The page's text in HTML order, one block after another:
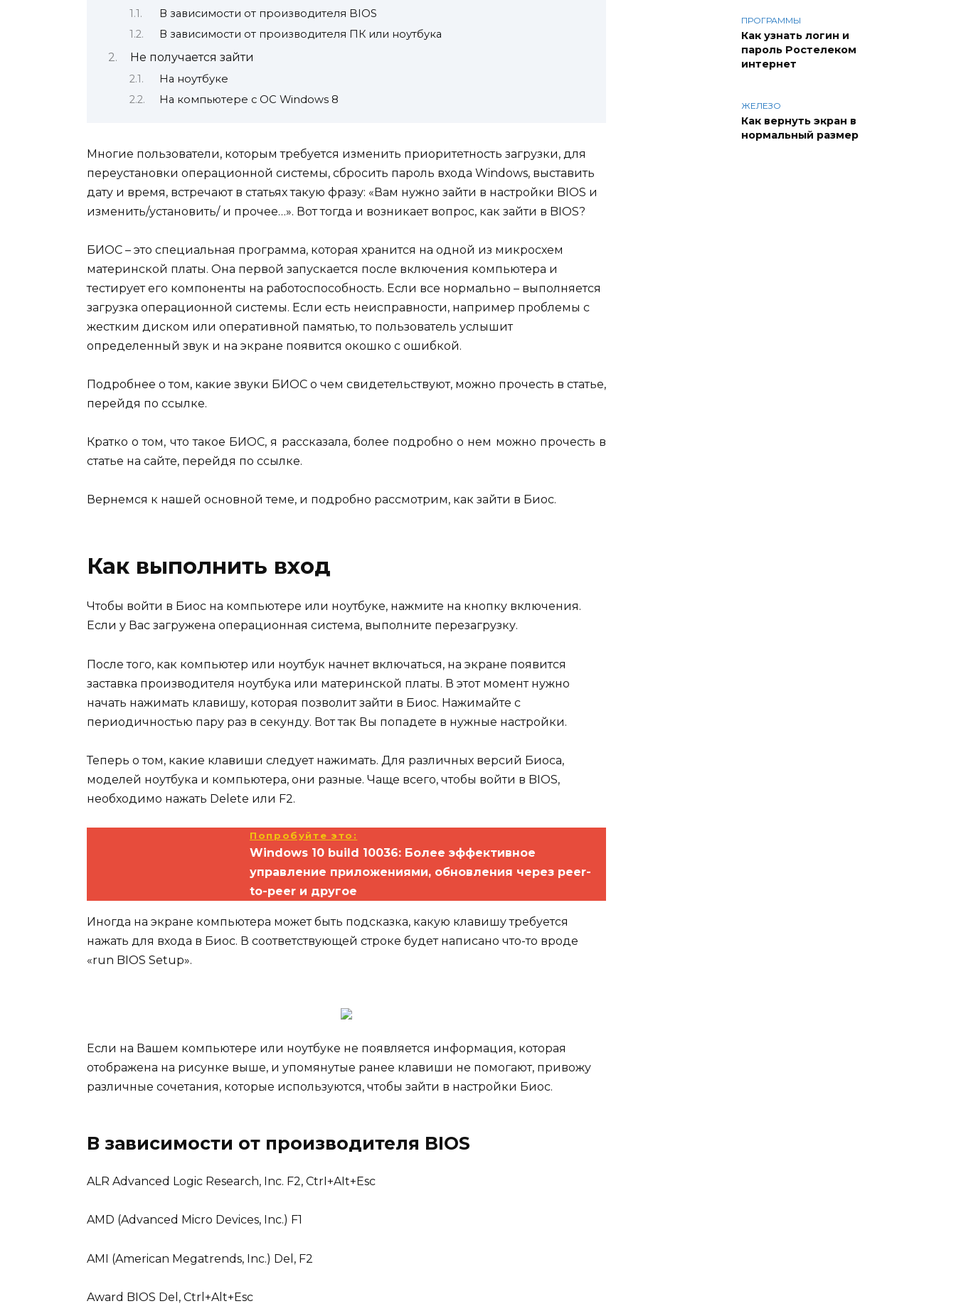
В зависимости от производителя BIOS
В зависимости от производителя ПК или ноутбука
Не получается зайти
На ноутбуке
На компьютере с ОС Windows 8
Многие пользователи, которым требуется изменить приоритетность загрузки, для
переустановки операционной системы, сбросить пароль входа Windows, выставить
дату и время, встречают в статьях такую фразу: «Вам нужно зайти в настройки BIOS и
изменить/установить/ и прочее…». Вот тогда и возникает вопрос, как зайти в BIOS?
БИОС – это специальная программа, которая хранится на одной из микросхем
материнской платы. Она первой запускается после включения компьютера и
тестирует его компоненты на работоспособность. Если все нормально – выполняется
загрузка операционной системы. Если есть неисправности, например проблемы с
жестким диском или оперативной памятью, то пользователь услышит
определенный звук и на экране появится окошко с ошибкой.
Подробнее о том, какие звуки БИОС о чем свидетельствуют, можно прочесть в статье,
перейдя по ссылке.
Кратко о том, что такое БИОС, я рассказала, более подробно о нем можно прочесть в
статье на сайте, перейдя по ссылке.
Вернемся к нашей основной теме, и подробно рассмотрим, как зайти в Биос.
Как выполнить вход
Чтобы войти в Биос на компьютере или ноутбуке, нажмите на кнопку включения.
Если у Вас загружена операционная система, выполните перезагрузку.
После того, как компьютер или ноутбук начнет включаться, на экране появится
заставка производителя ноутбука или материнской платы. В этот момент нужно
начать нажимать клавишу, которая позволит зайти в Биос. Нажимайте с
периодичностью пару раз в секунду. Вот так Вы попадете в нужные настройки.
Теперь о том, какие клавиши следует нажимать. Для различных версий Биоса,
моделей ноутбука и компьютера, они разные. Чаще всего, чтобы войти в BIOS,
необходимо нажать Delete или F2.
Попробуйте это:
Windows 10 build 10036: Более эффективное
управление приложениями, обновления через peer-
to-peer и другое
Иногда на экране компьютера может быть подсказка, какую клавишу требуется
нажать для входа в Биос. В соответствующей строке будет написано что-то вроде
«run BIOS Setup».
Если на Вашем компьютере или ноутбуке не появляется информация, которая
отображена на рисунке выше, и упомянутые ранее клавиши не помогают, привожу
различные сочетания, которые используются, чтобы зайти в настройки Биос.
В зависимости от производителя BIOS
ALR Advanced Logic Research, Inc. F2, CtrI+AIt+Esc
AMD (Advanced Micro Devices, Inc.) F1
AMI (American Megatrends, Inc.) Del, F2
Award BIOS Del, Ctrl+Alt+Esc
ПРОГРАММЫ
Как узнать логин и
пароль Ростелеком
интернет
ЖЕЛЕЗО
Как вернуть экран в
нормальный размер